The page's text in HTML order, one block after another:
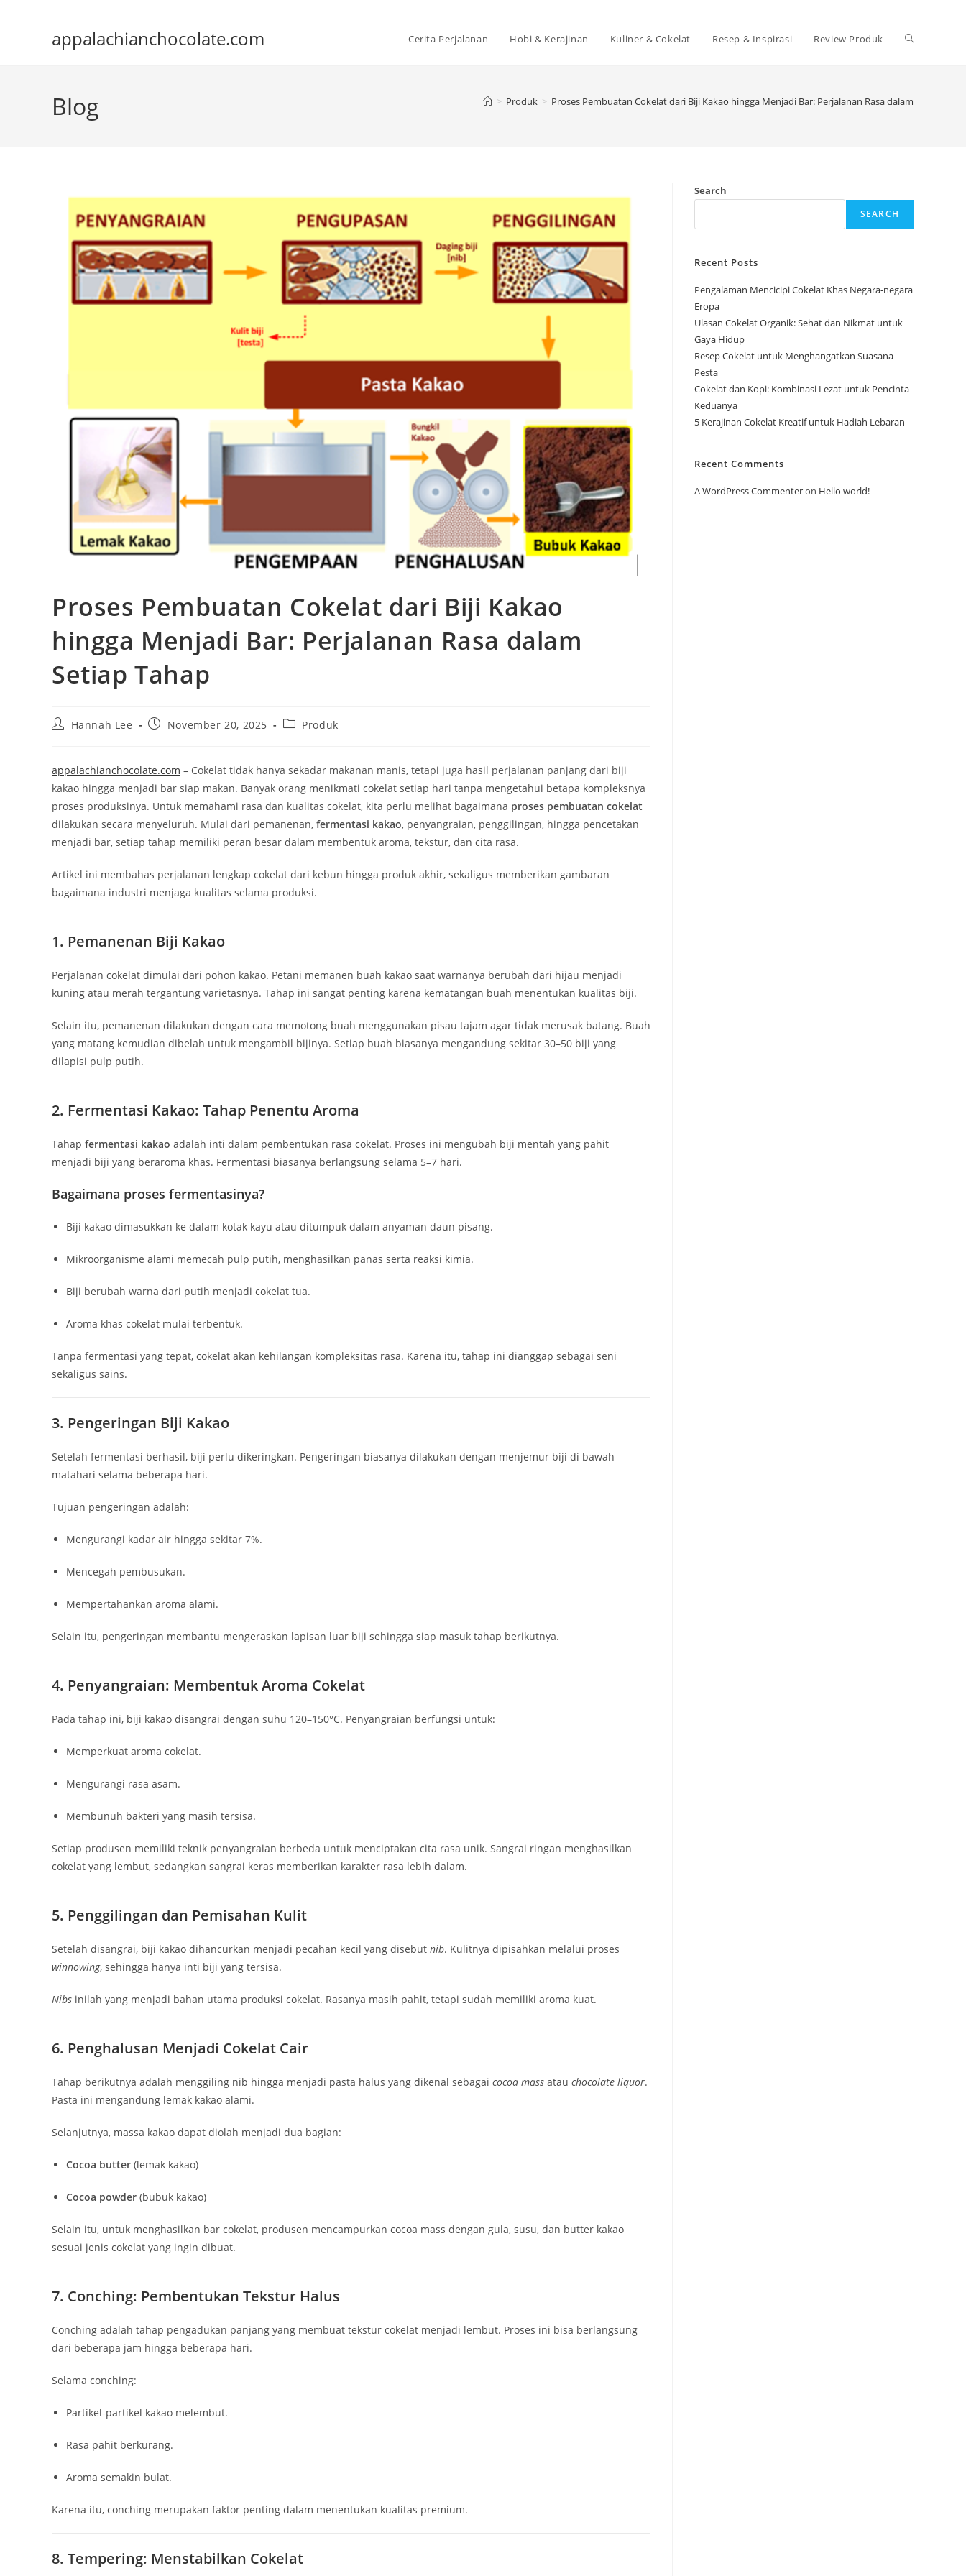
appalachianchocolate.com Cerita Perjalanan Hobi & Kerajinan Kuliner & Cokelat Resep & Inspirasi Review Produk Toggle
Blog > Produk > Proses Pembuatan Cokelat dari Biji Kakao hingga Menjadi Bar: Perjalanan Rasa dalam Setiap
Proses Pembuatan Cokelat dari Biji Kakao
hingga Menjadi Bar: Perjalanan Rasa dalam
Setiap Tahap
PostHannah Lee
PostNovember 20, 2025
PostProduk
appalachianchocolate.com – Cokelat tidak hanya sekadar makanan manis, tetapi juga hasil perjalanan panjang dari biji
kakao hingga menjadi bar siap makan. Banyak orang menikmati cokelat setiap hari tanpa mengetahui betapa kompleksnya
proses produksinya. Untuk memahami rasa dan kualitas cokelat, kita perlu melihat bagaimana proses pembuatan cokelat
dilakukan secara menyeluruh. Mulai dari pemanenan, fermentasi kakao, penyangraian, penggilingan, hingga pencetakan
menjadi bar, setiap tahap memiliki peran besar dalam membentuk aroma, tekstur, dan cita rasa.
Artikel ini membahas perjalanan lengkap cokelat dari kebun hingga produk akhir, sekaligus memberikan gambaran
bagaimana industri menjaga kualitas selama produksi.
1. Pemanenan Biji Kakao
Perjalanan cokelat dimulai dari pohon kakao. Petani memanen buah kakao saat warnanya berubah dari hijau menjadi
kuning atau merah tergantung varietasnya. Tahap ini sangat penting karena kematangan buah menentukan kualitas biji.
Selain itu, pemanenan dilakukan dengan cara memotong buah menggunakan pisau tajam agar tidak merusak batang. Buah
yang matang kemudian dibelah untuk mengambil bijinya. Setiap buah biasanya mengandung sekitar 30–50 biji yang
dilapisi pulp putih.
2. Fermentasi Kakao: Tahap Penentu Aroma
Tahap fermentasi kakao adalah inti dalam pembentukan rasa cokelat. Proses ini mengubah biji mentah yang pahit
menjadi biji yang beraroma khas. Fermentasi biasanya berlangsung selama 5–7 hari.
Bagaimana proses fermentasinya?
Biji kakao dimasukkan ke dalam kotak kayu atau ditumpuk dalam anyaman daun pisang.
Mikroorganisme alami memecah pulp putih, menghasilkan panas serta reaksi kimia.
Biji berubah warna dari putih menjadi cokelat tua.
Aroma khas cokelat mulai terbentuk.
Tanpa fermentasi yang tepat, cokelat akan kehilangan kompleksitas rasa. Karena itu, tahap ini dianggap sebagai seni
sekaligus sains.
3. Pengeringan Biji Kakao
Setelah fermentasi berhasil, biji perlu dikeringkan. Pengeringan biasanya dilakukan dengan menjemur biji di bawah
matahari selama beberapa hari.
Tujuan pengeringan adalah:
Mengurangi kadar air hingga sekitar 7%.
Mencegah pembusukan.
Mempertahankan aroma alami.
Selain itu, pengeringan membantu mengeraskan lapisan luar biji sehingga siap masuk tahap berikutnya.
4. Penyangraian: Membentuk Aroma Cokelat
Pada tahap ini, biji kakao disangrai dengan suhu 120–150°C. Penyangraian berfungsi untuk:
Memperkuat aroma cokelat.
Mengurangi rasa asam.
Membunuh bakteri yang masih tersisa.
Setiap produsen memiliki teknik penyangraian berbeda untuk menciptakan cita rasa unik. Sangrai ringan menghasilkan
cokelat yang lembut, sedangkan sangrai keras memberikan karakter rasa lebih dalam.
5. Penggilingan dan Pemisahan Kulit
Setelah disangrai, biji kakao dihancurkan menjadi pecahan kecil yang disebut nib. Kulitnya dipisahkan melalui proses
winnowing, sehingga hanya inti biji yang tersisa.
Nibs inilah yang menjadi bahan utama produksi cokelat. Rasanya masih pahit, tetapi sudah memiliki aroma kuat.
6. Penghalusan Menjadi Cokelat Cair
Tahap berikutnya adalah menggiling nib hingga menjadi pasta halus yang dikenal sebagai cocoa mass atau chocolate liquor.
Pasta ini mengandung lemak kakao alami.
Selanjutnya, massa kakao dapat diolah menjadi dua bagian:
Cocoa butter (lemak kakao)
Cocoa powder (bubuk kakao)
Selain itu, untuk menghasilkan bar cokelat, produsen mencampurkan cocoa mass dengan gula, susu, dan butter kakao
sesuai jenis cokelat yang ingin dibuat.
7. Conching: Pembentukan Tekstur Halus
Conching adalah tahap pengadukan panjang yang membuat tekstur cokelat menjadi lembut. Proses ini bisa berlangsung
dari beberapa jam hingga beberapa hari.
Selama conching:
Partikel-partikel kakao melembut.
Rasa pahit berkurang.
Aroma semakin bulat.
Karena itu, conching merupakan faktor penting dalam menentukan kualitas premium.
8. Tempering: Menstabilkan Cokelat
Search
SEARCH
Recent Posts
Pengalaman Mencicipi Cokelat Khas Negara-negara
Eropa
Ulasan Cokelat Organik: Sehat dan Nikmat untuk
Gaya Hidup
Resep Cokelat untuk Menghangatkan Suasana
Pesta
Cokelat dan Kopi: Kombinasi Lezat untuk Pencinta
Keduanya
5 Kerajinan Cokelat Kreatif untuk Hadiah Lebaran
Recent Comments
A WordPress Commenteron Hello world!